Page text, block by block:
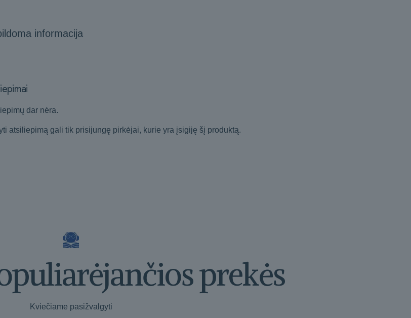
informacija
dar nėra.
atsiliepimą gali tik prisijungę pirkėjai, kurie yra įsigiję šį produktą.
prekės
Kviečiame pasižvalgyti